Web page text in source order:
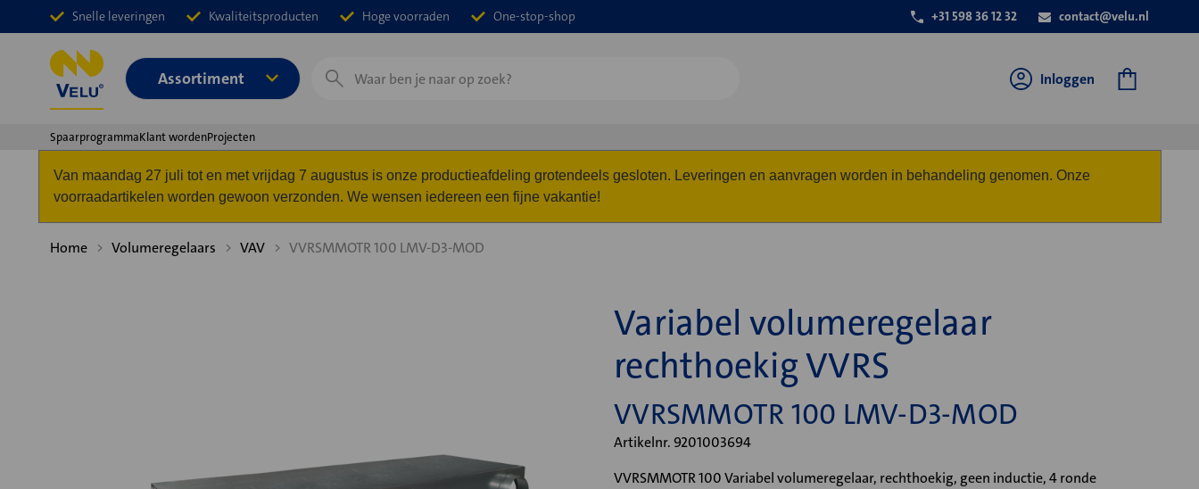
Snelle leveringen Kwaliteitsproducten Hoge voorraden One-stop-shop +31 598 36 12 32 contact@velu.nl
Assortiment
Zoeken
Inloggen
SpaarprogrammaKlant wordenProjecten
Van maandag 27 juli tot en met vrijdag 7 augustus is onze productieafdeling grotendeels gesloten. Leveringen en aanvragen worden in behandeling genomen. Onze
voorraadartikelen worden gewoon verzonden. We wensen iedereen een fijne vakantie!
Home Volumeregelaars VAV VVRSMMOTR 100 LMV-D3-MOD
Variabel volumeregelaar
rechthoekig VVRS
VVRSMMOTR 100 LMV-D3-MOD
Artikelnr. 9201003694
VVRSMMOTR 100 Variabel volumeregelaar, rechthoekig, geen inductie, 4 ronde